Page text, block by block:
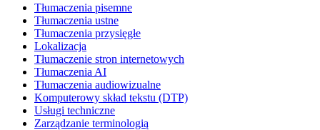
Tłumaczenia pisemne
Tłumaczenia ustne
Tłumaczenia przysięgłe
Lokalizacja
Tłumaczenie stron internetowych
Tłumaczenia AI
Tłumaczenia audiowizualne
Komputerowy skład tekstu (DTP)
Usługi techniczne
Zarządzanie terminologią